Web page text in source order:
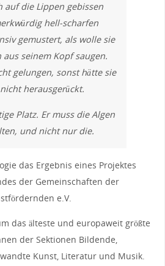
auf die Lippen gebissen
hell-scharfen
gemustert, als wolle sie
aus seinem Kopf saugen.
gelungen, sonst hätte sie
herausgerückt.
Platz. Er muss die Algen
und nicht nur die.
das Ergebnis eines Projektes
der Gemeinschaften der
e.V.
das älteste und europaweit größte
der Sektionen Bildende,
Kunst, Literatur und Musik.